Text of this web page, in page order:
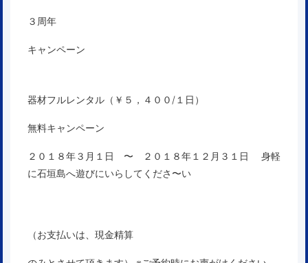
３周年
キャンペーン
器材フルレンタル（￥５，４００/１日）
無料キャンペーン
２０１８年３月１日 〜 ２０１８年１２月３１日
身軽
に石垣島へ遊びにいらしてくださ〜い
（お支払いは、現金精算